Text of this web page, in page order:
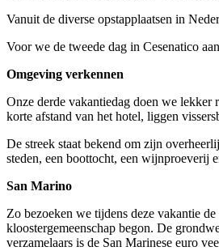
Vanuit de diverse opstapplaatsen in
Voor we de tweede dag in Cesenatico
Omgeving verkennen
Onze derde vakantiedag doen we lekker
korte afstand van het hotel, liggen
De streek staat bekend om zijn
steden, een boottocht, een wijnproeverij
San Marino
Zo bezoeken we tijdens deze vakantie
kloostergemeenschap begon. De
verzamelaars is de San Marinese euro